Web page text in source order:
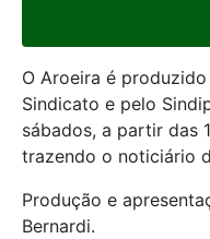
O Aroeira é
Sindicato e pelo
sábados, a partir das
trazendo o noticiário
Produção e
Bernardi.